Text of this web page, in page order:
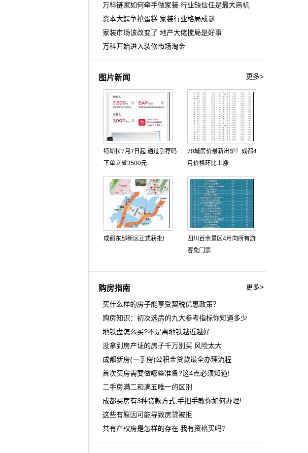
万科链家如何牵手做家装 行业缺信任是最大商机
资本大鳄争抢蛋糕 家装行业格局成谜
家装市场该改变了 地产大佬搅局是好事
万科开始进入装修市场淘金
图片新闻 更多>
特斯拉7月7日起 通过引荐码
下单立省3500元
70城房价最新出炉！成都4
月价格环比上涨
成都东部新区正式获批!
四川百余景区4月向所有游
客免门票
购房指南 更多>
买什么样的房子能享受契税优惠政策？
购房知识：初次选房的九大参考指标你知道多少
地铁盘怎么买?不是离地铁越近越好
没拿到房产证的房子千万别买 风险太大
成都新房(一手房)公积金贷款最全办理流程
首次买房需要做哪些准备?这4点必须知道!
二手房满二和满五唯一的区别
成都买房有3种贷款方式,手把手教你如何办理!
这些有原因可能导致房贷被拒
共有产权房是怎样的存在 我有资格买吗?